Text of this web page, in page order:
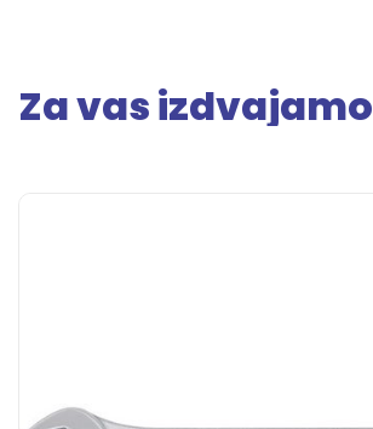
Za vas izdvajamo